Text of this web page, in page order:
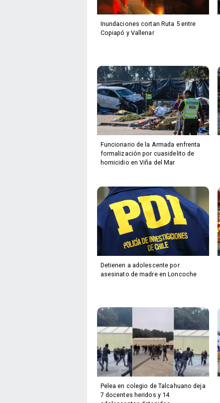
Inundaciones cortan Ruta 5 entre
Copiapó y Vallenar
Funcionario de la Armada enfrenta
formalización por cuasidelito de
homicidio en Viña del Mar
Detienen a adolescente por
asesinato de madre en Loncoche
Pelea en colegio de Talcahuano deja
7 docentes heridos y 14